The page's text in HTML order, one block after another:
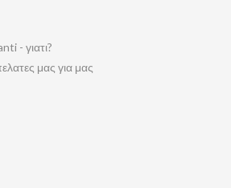
- γιατι?
μας για μας